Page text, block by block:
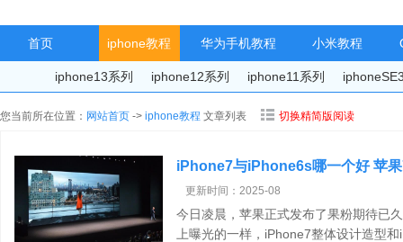
首页 iphone教程 华为手机教程 小米教程
iphone13系列 iphone12系列 iphone11系列
您当前所在位置： 网站首页 -> iphone教程 文章列表 切换精简版阅读
iPhone7与iPhone6s哪一个好 苹
更新时间：2025-08
今日凌晨，苹果正式发布了果粉期待已
上曝光的一样，iPhone7整体设计造型